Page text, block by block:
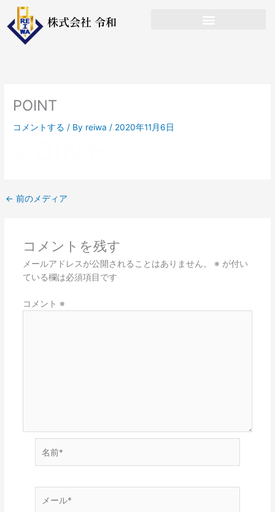
株式会社 令和
POINT
コメントする / By reiwa / 2020年11月6日
← 前のメディア
コメントを残す
メールアドレスが公開されることはありません。 ※ が付い
ている欄は必須項目です
コメント ※
前
ー